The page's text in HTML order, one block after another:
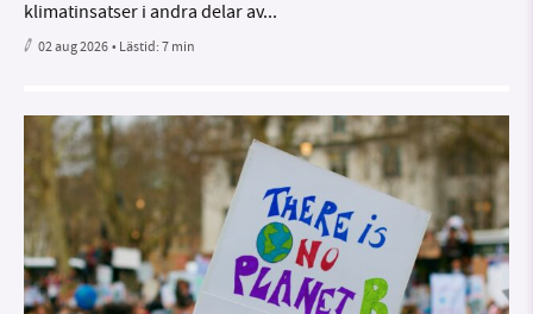
klimatinsatser i andra delar av...
02 aug 2026• Lästid:7 min